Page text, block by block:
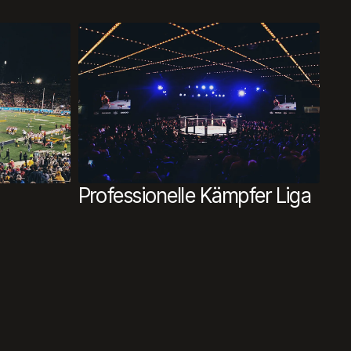
Professionelle Kämpfer Liga